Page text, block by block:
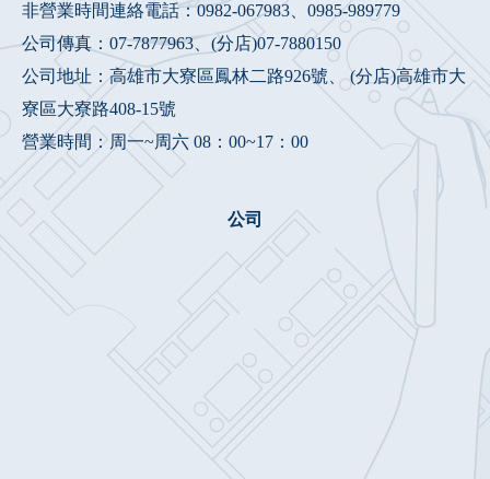
非營業時間連絡電話：0982-067983、 0985-989779
公司傳真：07-7877963、(分店)07-7880150
公司地址：高雄市大寮區鳳林二路926號、 (分店)高雄市大
寮區大寮路408-15號
營業時間：周一~周六 08：00~17：00
公司